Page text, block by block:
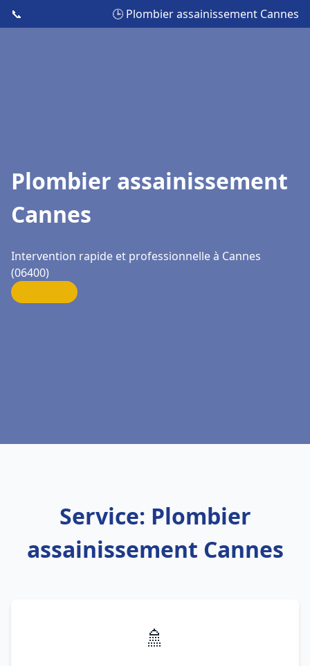
📞 🕒 Plombier assainissement Cannes
Plombier assainissement
Cannes
Intervention rapide et professionnelle à Cannes
(06400)
Service: Plombier
assainissement Cannes
🚿